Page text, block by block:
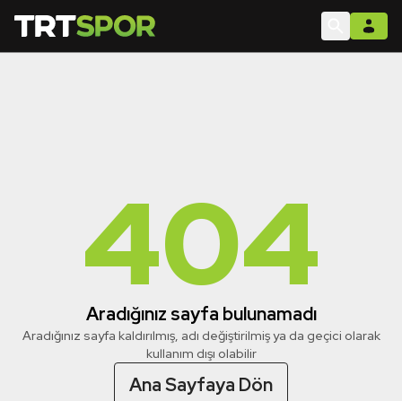
404
Aradığınız sayfa bulunamadı
Aradığınız sayfa kaldırılmış, adı değiştirilmiş ya da geçici olarak
kullanım dışı olabilir
Ana Sayfaya Dön